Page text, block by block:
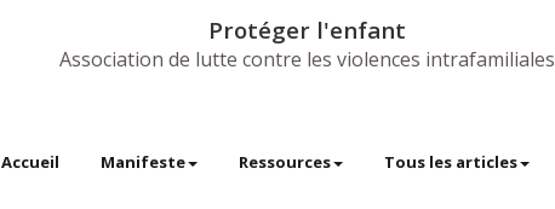
Protéger l'enfant
Association de lutte contre les violences intrafamiliales
Accueil Manifeste Ressources Tous les articles